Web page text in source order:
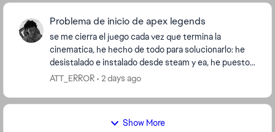
Problema de inicio de apex legends
se me cierra el juego cada vez que termina la
cinematica, he hecho de todo para solucionarlo: he
desistalado e instalado desde steam y ea, he puesto
de administrador el directx y easyanticheat y sigu...
ATT_ERROR 2 days ago
Show More